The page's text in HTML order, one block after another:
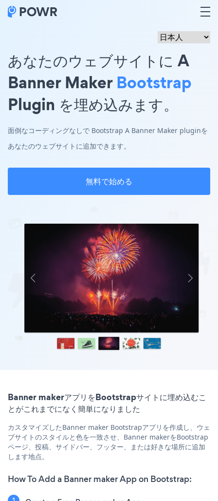
あなたのウェブサイトに A
Banner MakerBootstrap
Plugin を埋め込みます。
面倒なコーディングなしで Bootstrap A Banner Maker pluginを
あなたのウェブサイトに追加できます。
無料で始める
Banner makerアプリをBootstrapサイトに埋め込むこ
とがこれまでになく簡単になりました
カスタマイズしたBanner maker Bootstrapアプリを作成し、ウェ
ブサイトのスタイルと色を一致させ、Banner makerをBootstrap
ページ、投稿、サイドバー、フッター、または好きな場所に追加
します地点。
How To Add a Banner maker App on Bootstrap: